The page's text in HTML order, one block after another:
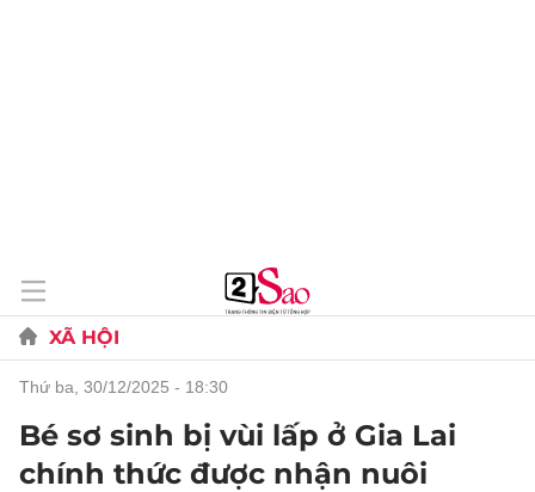
XÃ HỘI
thứ ba, 30/12/2025 - 18:30
Bé sơ sinh bị vùi lấp ở Gia Lai
chính thức được nhận nuôi